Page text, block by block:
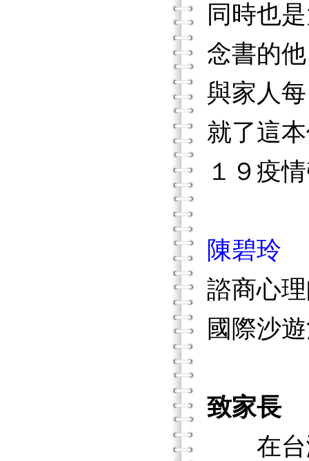
同時也
念書的
與家人
就了這
１９疫
陳碧玲
諮商心
國際沙
致家長
在台灣